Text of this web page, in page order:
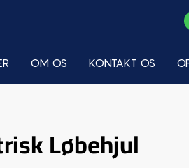
OM OS KONTAKT OS
Løbehjul